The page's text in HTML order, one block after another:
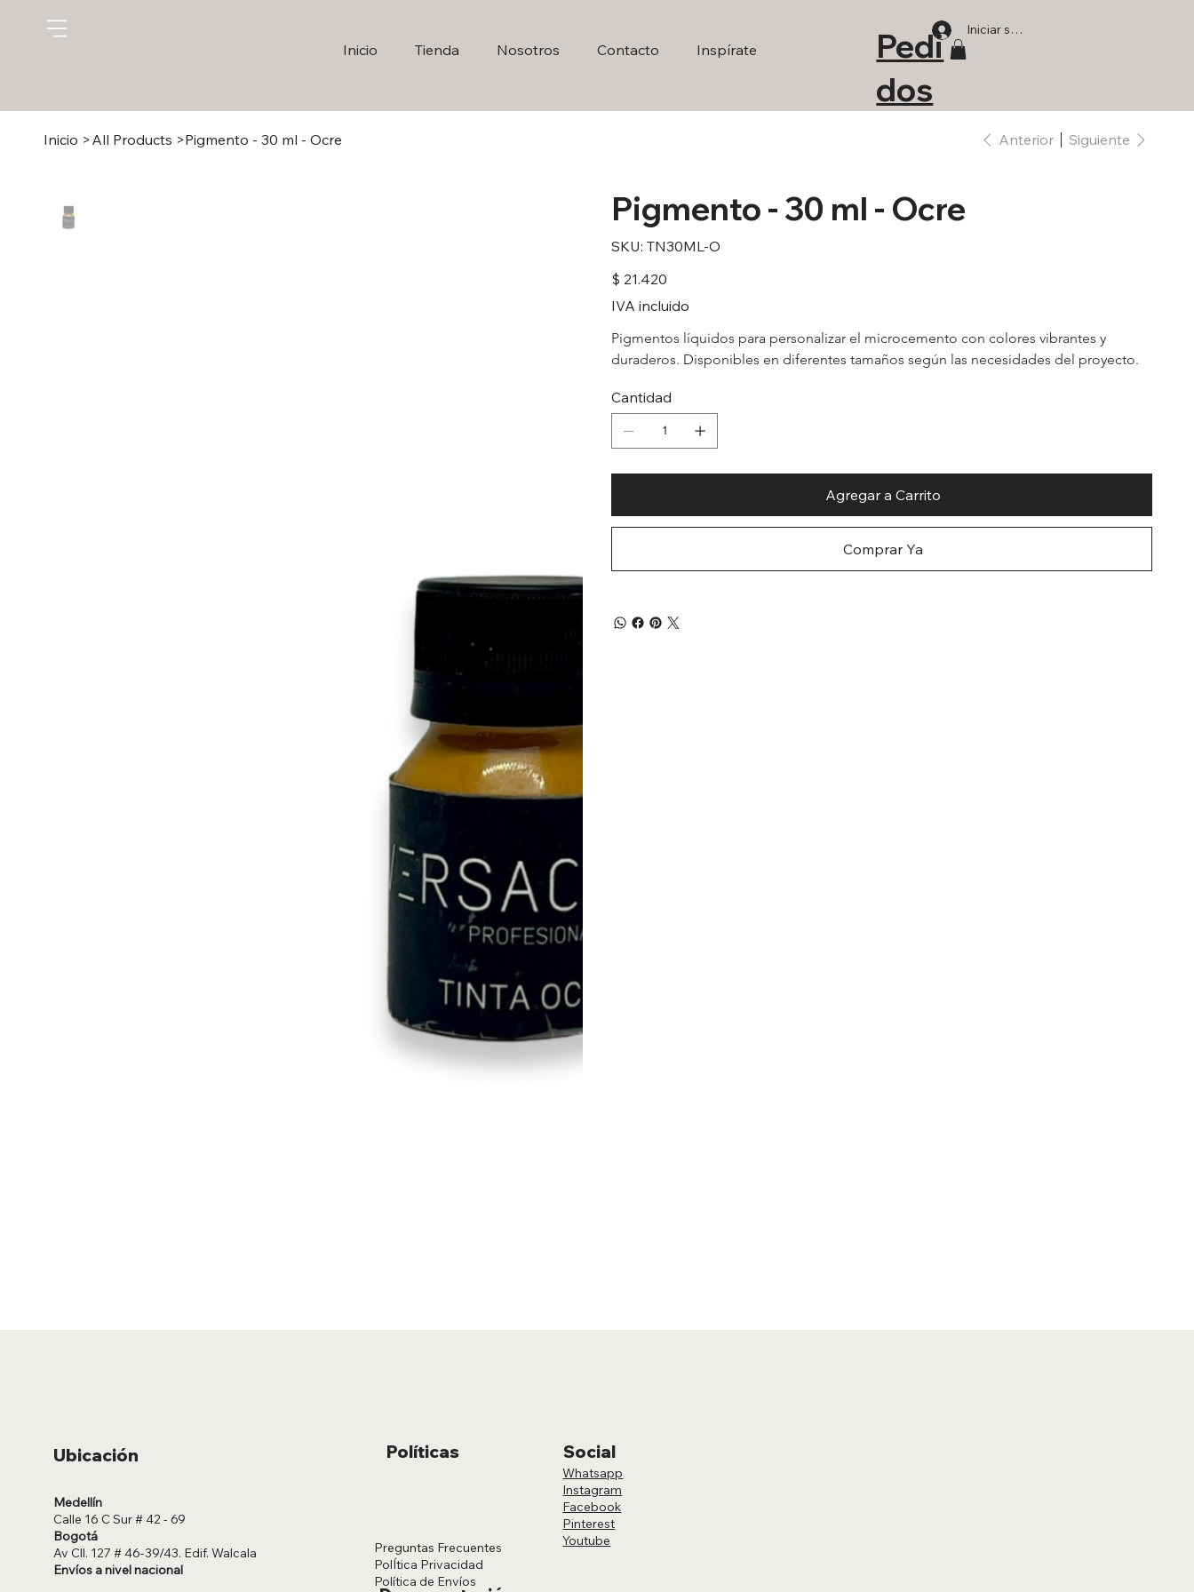
Inicio Tienda Nosotros Contacto Inspírate
Pedi
dos
Iniciar sesión
Inicio > All Products >Pigmento - 30 ml - Ocre Anterior Siguiente
Pigmento - 30 ml - Ocre
SKU: SKU
TN30ML-
TN30ML-O
Precio
$ 21.420
IVA incluido
Pigmentos líquidos para personalizar el microcemento con colores vibrantes y
duraderos. Disponibles en diferentes tamaños según las necesidades del proyecto.
Cantidad
Agregar a Carrito
Comprar Ya
Medellín
Calle 16 C Sur # 42 - 69
Bogotá
Av Cll. 127 # 46-39/43. Edif. Walcala
Envíos a nivel nacional
Ubicación
Preguntas Frecuentes
PolÍtica Privacidad
Política de Envíos
Whatsapp
Instagram
Facebook
Pinterest
Youtube
Políticas Social